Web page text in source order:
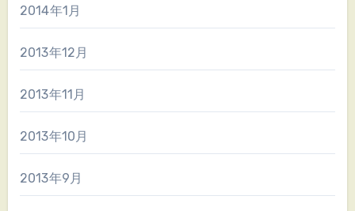
2014年1月
2013年12月
2013年11月
2013年10月
2013年9月